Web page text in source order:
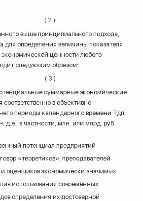
+ Трп. ( 2 )
выше принципиального подхода,
для определения величины показателя
ценности любого
следующим образом:
+ Црп, ( 3 )
суммарные экономические
в объективно
периоды календарного времени Тдп,
д.е., в частности, млн. или млрд. руб.
потенциал предприятий
«теоретиков», преподавателей
и оценщиков экономически значимых
использования современных
определения их достоверной